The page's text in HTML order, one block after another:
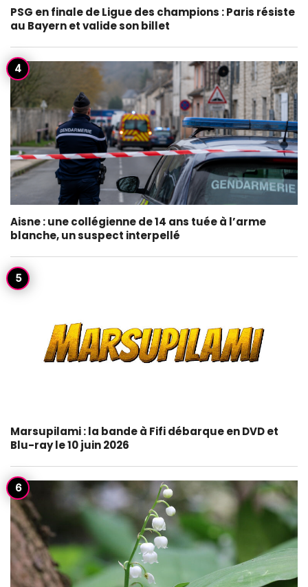
PSG en finale de Ligue des champions : Paris résiste
au Bayern et valide son billet
Aisne : une collégienne de 14 ans tuée à l’arme
blanche, un suspect interpellé
Marsupilami : la bande à Fifi débarque en DVD et
Blu-ray le 10 juin 2026